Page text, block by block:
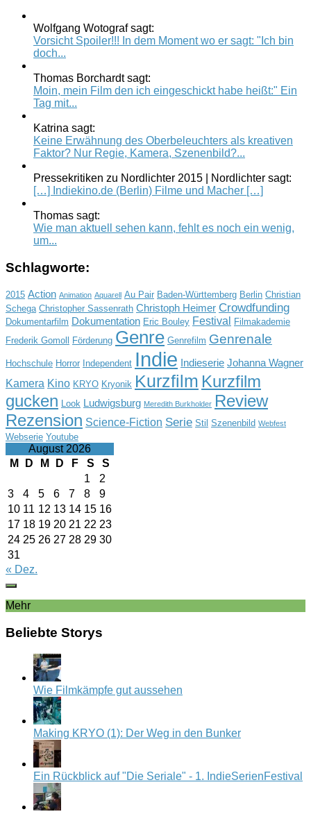
Wolfgang Wotograf sagt:
Vorsicht Spoiler!!! In dem Moment wo er sagt: "Ich bin
doch...
Thomas Borchardt sagt:
Moin, mein Film den ich eingeschickt habe heißt:" Ein
Tag mit...
Katrina sagt:
Keine Erwähnung des Oberbeleuchters als kreativen
Faktor? Nur Regie, Kamera, Szenenbild?...
Pressekritiken zu Nordlichter 2015 | Nordlichter sagt:
[…] Indiekino.de (Berlin) Filme und Macher […]
Thomas sagt:
Wie man aktuell sehen kann, fehlt es noch ein wenig,
um...
Schlagworte:
2015 Action Animation Aquarell Au Pair Baden-Württemberg Berlin Christian
Schega Christopher Sassenrath Christoph Heimer Crowdfunding
Dokumentarfilm Dokumentation Eric Bouley Festival
Filmakademie
Frederik Gomoll
Förderung Genre Genrefilm Genrenale
Hochschule Horror Independent Indie Indieserie Johanna Wagner
Kamera Kino KRYO Kryonik Kurzfilm Kurzfilm
gucken Look Ludwigsburg Meredith Burkholder Review
Rezension Science-Fiction Serie Stil Szenenbild Webfest
Webserie Youtube
August 2026
M
D M D F S
S
1
2
3
4 5 6 7 8
9
10 11 12 13 14 15 16
17 18 19 20 21 22 23
24 25 26 27 28 29 30
31
« Dez.
Mehr
Beliebte Storys
Wie Filmkämpfe gut aussehen
Making KRYO (1): Der Weg in den Bunker
Ein Rückblick auf "Die Seriale" - 1. IndieSerienFestival